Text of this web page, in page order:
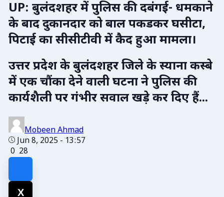
UP: बुलंदशहर में पुलिस की दबंगई- धमकाने
के बाद दुकानदार को बाल पकडकर घसीटा,
पिटाई का सीसीटीवी में कैद हुआ मामला।
उत्तर प्रदेश के बुलंदशहर जिले के स्याना कस्बे
में एक चौंका देने वाली घटना ने पुलिस की
कार्यशैली पर गंभीर सवाल खड़े कर दिए हैं...
Mobeen Ahmad
Jun 8, 2025 - 13:57
0 28